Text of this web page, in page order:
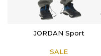
JORDAN Sport
SALE